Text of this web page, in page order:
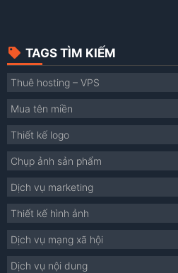
TAGS TÌM KIẾM
Thuê hosting – VPS
Mua tên miền
Thiết kế logo
Chụp ảnh sản phẩm
Dịch vụ marketing
Thiết kế hình ảnh
Dịch vụ mạng xã hội
Dịch vụ nội dung